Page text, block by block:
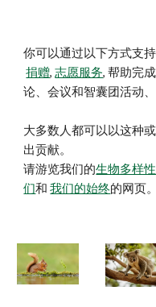
你可以通过以下方式支
捐赠,志愿服务,帮助完
论、会议和智囊团活动、
大多数人都可以以这种
出贡献。
请游览我们的生物多样
们和 我们的始终的网页。